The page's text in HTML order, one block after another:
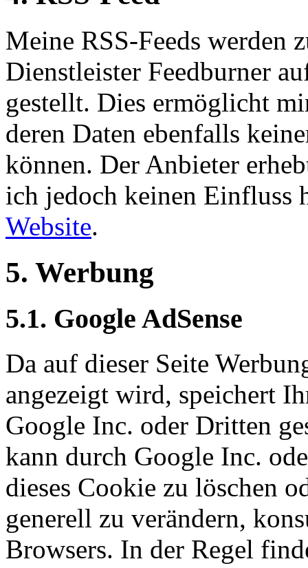
Meine RSS-Feeds werden
Dienstleister Feedburner
gestellt. Dies ermöglicht
deren Daten ebenfalls
können. Der Anbieter
ich jedoch keinen Einfluss
Website.
5. Werbung
5.1. Google AdSense
Da auf dieser Seite
angezeigt wird, speichert
Google Inc. oder Dritten
kann durch Google Inc.
dieses Cookie zu löschen
generell zu verändern,
Browsers. In der Regel